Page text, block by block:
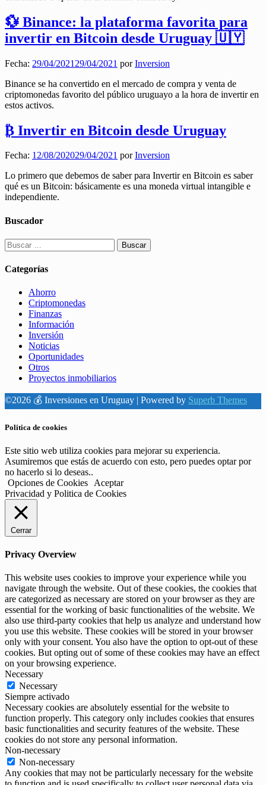
💱 Binance: la plataforma favorita para
invertir en Bitcoin desde Uruguay 🇺🇾
Fecha: 29/04/2021 29/04/2021 porInversion
Binance se ha convertido en el mercado de compra y venta de
criptomonedas favorito del público uruguayo a la hora de invertir en
estos activos.
₿ Invertir en Bitcoin desde Uruguay
Fecha: 12/08/202029/04/2021 porInversion
Lo primero que debemos de saber para Invertir en Bitcoin es saber
qué es un Bitcoin: básicamente es una moneda virtual intangible e
independiente.
Buscador
Buscar:
Categorías
Ahorro
Criptomonedas
Finanzas
Información
Inversión
Noticias
Oportunidades
Otros
Proyectos inmobiliarios
©2026 💰 Inversiones en Uruguay | Powered by Superb Themes
Politica de cookies
Este sitio web utiliza cookies para mejorar su experiencia.
Asumiremos que estás de acuerdo con esto, pero puedes optar por
no hacerlo si lo deseas..
Opciones de Cookies
Aceptar
Privacidad y Politica de Cookies
Cerrar
Privacy Overview
This website uses cookies to improve your experience while you
navigate through the website. Out of these cookies, the cookies that
are categorized as necessary are stored on your browser as they are
essential for the working of basic functionalities of the website. We
also use third-party cookies that help us analyze and understand how
you use this website. These cookies will be stored in your browser
only with your consent. You also have the option to opt-out of these
cookies. But opting out of some of these cookies may have an effect
on your browsing experience.
Necessary
Necessary
Siempre activado
Necessary cookies are absolutely essential for the website to
function properly. This category only includes cookies that ensures
basic functionalities and security features of the website. These
cookies do not store any personal information.
Non-necessary
Non-necessary
Any cookies that may not be particularly necessary for the website